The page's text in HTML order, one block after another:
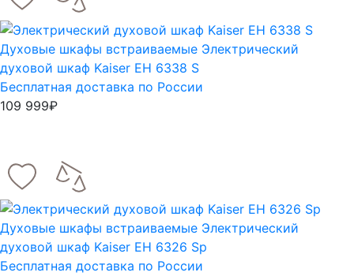
Духовые шкафы встраиваемые Электрический
духовой шкаф Kaiser EH 6338 S
Бесплатная доставка по России
109 999₽
Духовые шкафы встраиваемые Электрический
духовой шкаф Kaiser EH 6326 Sp
Бесплатная доставка по России